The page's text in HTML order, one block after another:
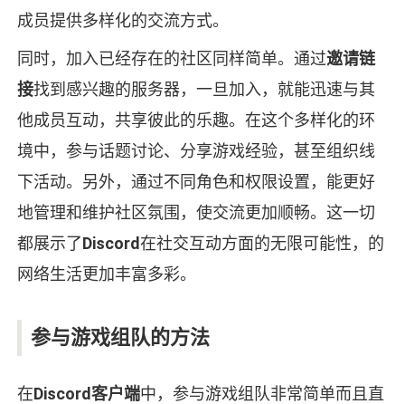
成员提供多样化的交流方式。
同时，加入已经存在的社区同样简单。通过邀请链
接找到感兴趣的服务器，一旦加入，就能迅速与其
他成员互动，共享彼此的乐趣。在这个多样化的环
境中，参与话题讨论、分享游戏经验，甚至组织线
下活动。另外，通过不同角色和权限设置，能更好
地管理和维护社区氛围，使交流更加顺畅。这一切
都展示了Discord在社交互动方面的无限可能性，的
网络生活更加丰富多彩。
参与游戏组队的方法
在Discord客户端中，参与游戏组队非常简单而且直